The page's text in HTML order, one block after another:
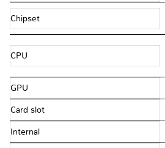
Chipset
CPU
GPU
Card slot
Internal